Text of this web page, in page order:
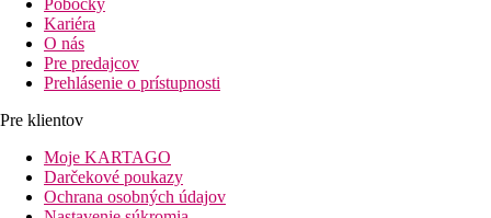
Pobočky
Kariéra
O nás
Pre predajcov
Prehlásenie o prístupnosti
Pre klientov
Moje KARTAGO
Darčekové poukazy
Ochrana osobných údajov